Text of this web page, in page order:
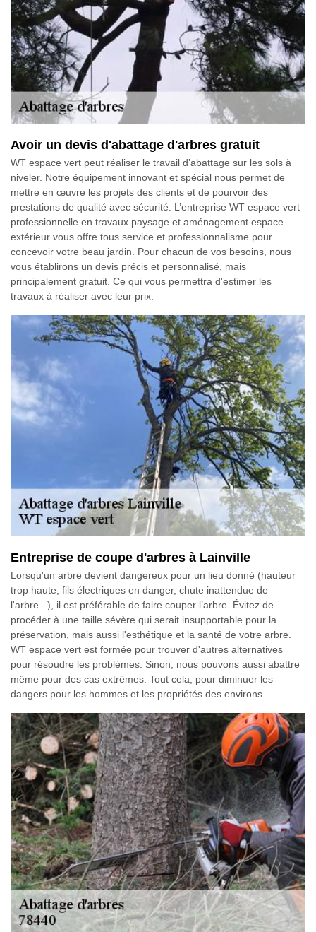
Avoir un devis d'abattage d'arbres gratuit
WT espace vert peut réaliser le travail d’abattage sur les sols à
niveler. Notre équipement innovant et spécial nous permet de
mettre en œuvre les projets des clients et de pourvoir des
prestations de qualité avec sécurité. L’entreprise WT espace vert
professionnelle en travaux paysage et aménagement espace
extérieur vous offre tous service et professionnalisme pour
concevoir votre beau jardin. Pour chacun de vos besoins, nous
vous établirons un devis précis et personnalisé, mais
principalement gratuit. Ce qui vous permettra d'estimer les
travaux à réaliser avec leur prix.
Entreprise de coupe d'arbres à Lainville
Lorsqu'un arbre devient dangereux pour un lieu donné (hauteur
trop haute, fils électriques en danger, chute inattendue de
l'arbre...), il est préférable de faire couper l’arbre. Évitez de
procéder à une taille sévère qui serait insupportable pour la
préservation, mais aussi l'esthétique et la santé de votre arbre.
WT espace vert est formée pour trouver d'autres alternatives
pour résoudre les problèmes. Sinon, nous pouvons aussi abattre
même pour des cas extrêmes. Tout cela, pour diminuer les
dangers pour les hommes et les propriétés des environs.